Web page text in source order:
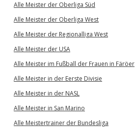
Alle Meister der Oberliga Süd
Alle Meister der Oberliga West
Alle Meister der Regionalliga West
Alle Meister der USA
Alle Meister im Fußball der Frauen in Färöer
Alle Meister in der Eerste Divisie
Alle Meister in der NASL
Alle Meister in San Marino
Alle Meistertrainer der Bundesliga